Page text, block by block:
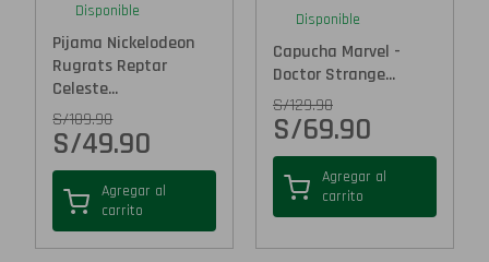
Disponible
Pijama Nickelodeon
Rugrats Reptar
Celeste...
S/109.90
S/49.90
Agregar al
carrito
Disponible
Capucha Marvel -
Doctor Strange...
S/129.90
S/69.90
Agregar al
carrito